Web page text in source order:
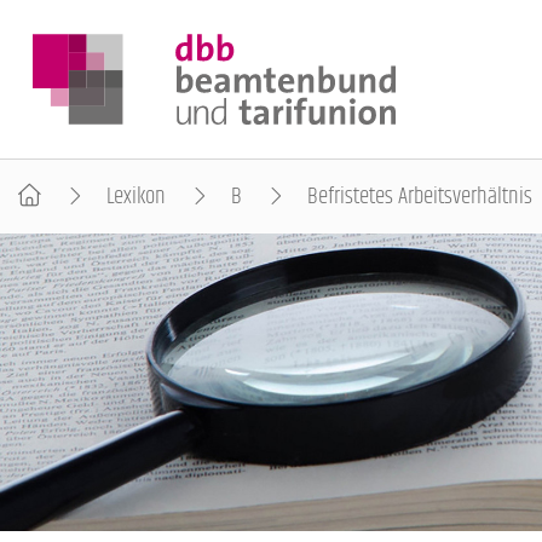
DER DBB
BEAMTINNEN & BEAMTE
ARBEITNEHMENDE
POLITIK & POSITIONEN
Lexikon B Befristetes Arbeitsverhältnis